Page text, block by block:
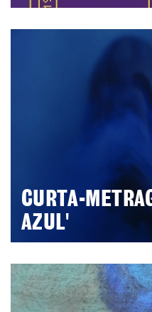
CURTA-
AZUL'